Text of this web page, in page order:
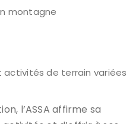
montagne
activités de terrain variées
l’ASSA affirme sa